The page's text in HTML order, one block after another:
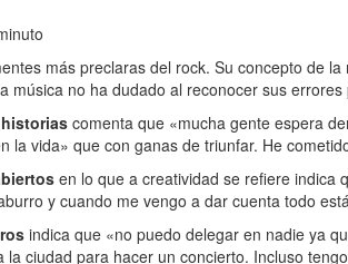
más preclaras del rock. Su concepto de
música no ha dudado al reconocer sus errores
comenta que «mucha gente espera
la vida» que con ganas de triunfar. He
en lo que a creatividad se refiere indica
y cuando me vengo a dar cuenta todo
indica que «no puedo delegar en nadie ya
ciudad para hacer un concierto. Incluso